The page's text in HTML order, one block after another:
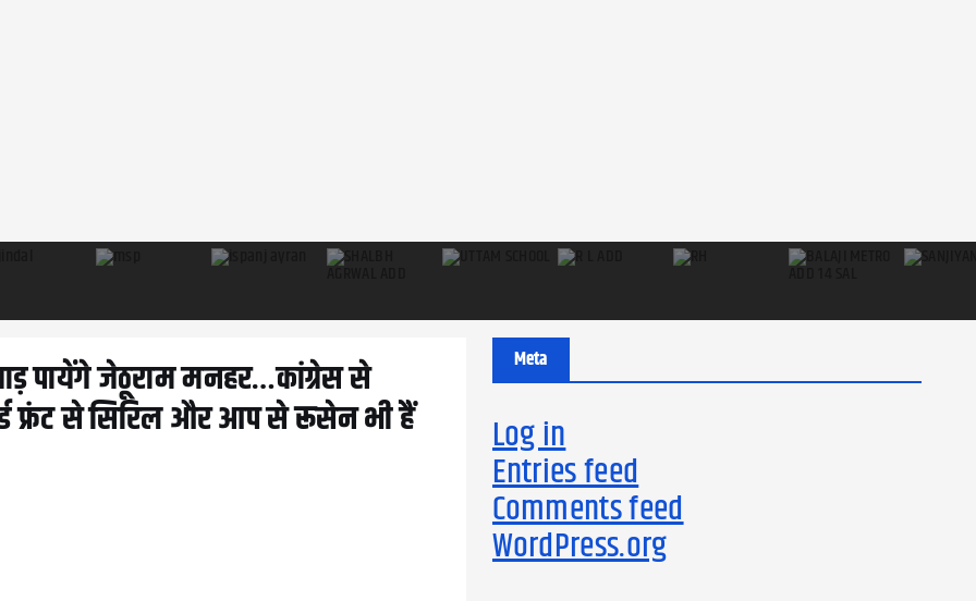
पायेंगे जेठूराम मनहर…कांग्रेस से
फ्रंट से सिरिल और आप से रूसेन भी हैं
Meta
Log in
Entries feed
Comments feed
WordPress.org